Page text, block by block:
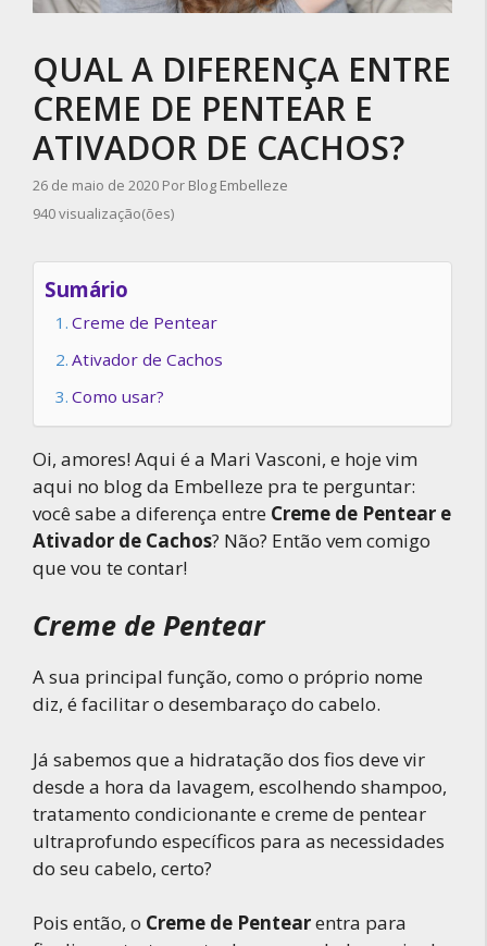
QUAL A DIFERENÇA ENTRE
CREME DE PENTEAR E
ATIVADOR DE CACHOS?
26 de maio de 2020 Por Blog Embelleze
940 visualização(ões)
Sumário
Creme de Pentear
Ativador de Cachos
Como usar?
Oi, amores! Aqui é a Mari Vasconi, e hoje vim
aqui no blog da Embelleze pra te perguntar:
você sabe a diferença entre Creme de Pentear e
Ativador de Cachos? Não? Então vem comigo
que vou te contar!
Creme de Pentear
A sua principal função, como o próprio nome
diz, é facilitar o desembaraço do cabelo.
Já sabemos que a hidratação dos fios deve vir
desde a hora da lavagem, escolhendo shampoo,
tratamento condicionante e creme de pentear
ultraprofundo específicos para as necessidades
do seu cabelo, certo?
Pois então, o Creme de Pentearentra para